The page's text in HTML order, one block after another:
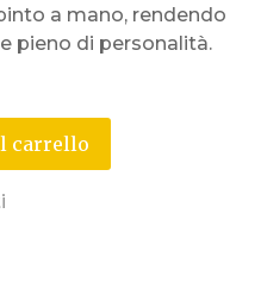
a mano, rendendo
pieno di personalità.
carrello